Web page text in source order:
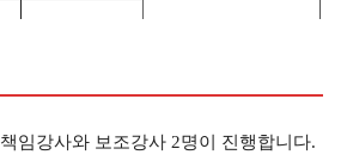
임강사와 보조강사 2명이 진행합니다.